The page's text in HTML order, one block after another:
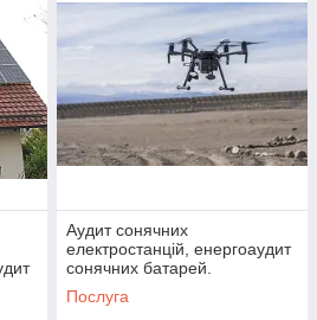
Аудит сонячних
електростанцій, енергоаудит
сонячних батарей.
Поєднання приймається
судом
Послуга